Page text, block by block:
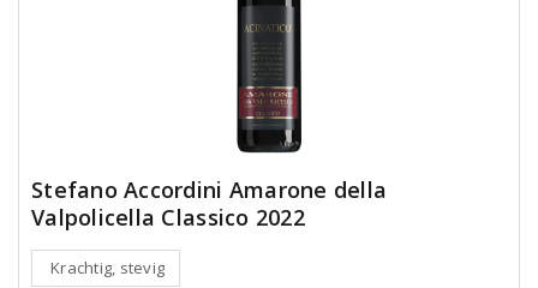
Stefano Accordini Amarone della
Valpolicella Classico 2022
Krachtig, stevig